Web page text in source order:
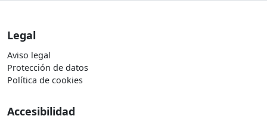
Legal
Aviso legal
Protección de datos
Política de cookies
Accesibilidad